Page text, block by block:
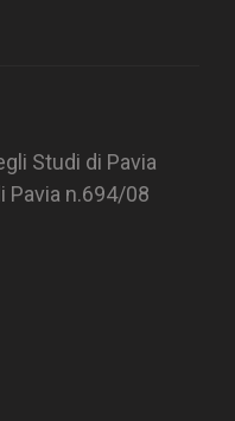
Studi di Pavia
Pavia n.694/08